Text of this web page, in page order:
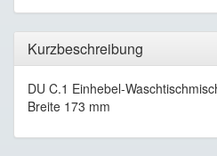
Kurzbeschreibung
DU C.1 Einhebel-
Breite 173 mm